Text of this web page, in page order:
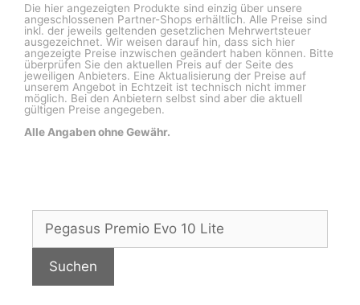
Die hier angezeigten Produkte sind einzig über unsere
angeschlossenen Partner-Shops erhältlich. Alle Preise sind
inkl. der jeweils geltenden gesetzlichen Mehrwertsteuer
ausgezeichnet. Wir weisen darauf hin, dass sich hier
angezeigte Preise inzwischen geändert haben können. Bitte
überprüfen Sie den aktuellen Preis auf der Seite des
jeweiligen Anbieters. Eine Aktualisierung der Preise auf
unserem Angebot in Echtzeit ist technisch nicht immer
möglich. Bei den Anbietern selbst sind aber die aktuell
gültigen Preise angegeben.
Alle Angaben ohne Gewähr.
nach:
Suchen